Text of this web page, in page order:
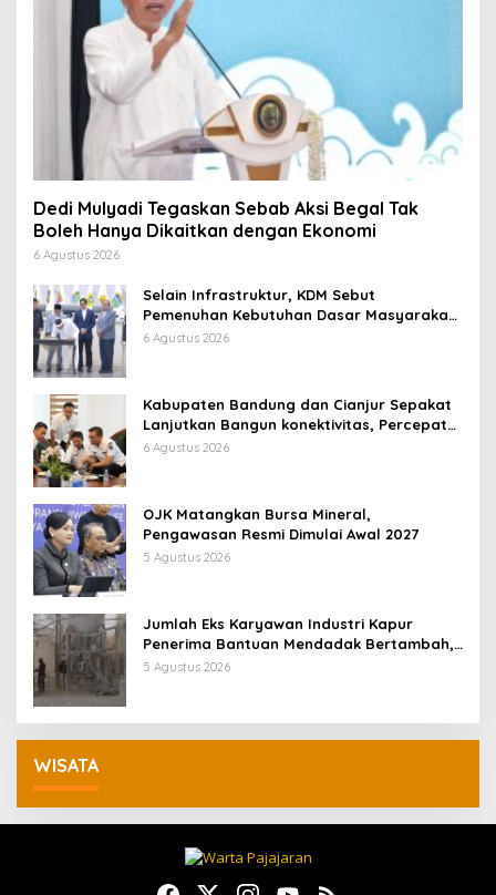
Dedi Mulyadi Tegaskan Sebab Aksi Begal Tak
Boleh Hanya Dikaitkan dengan Ekonomi
6 Agustus 2026
Selain Infrastruktur, KDM Sebut
Pemenuhan Kebutuhan Dasar Masyarakat
Jadi Fokus APBD Jabar 2027
6 Agustus 2026
Kabupaten Bandung dan Cianjur Sepakat
Lanjutkan Bangun konektivitas, Percepat
Pertumbuhan Ekonomi Daerah
6 Agustus 2026
OJK Matangkan Bursa Mineral,
Pengawasan Resmi Dimulai Awal 2027
5 Agustus 2026
Jumlah Eks Karyawan Industri Kapur
Penerima Bantuan Mendadak Bertambah,
KDM: Kita Identifikasi
5 Agustus 2026
WISATA